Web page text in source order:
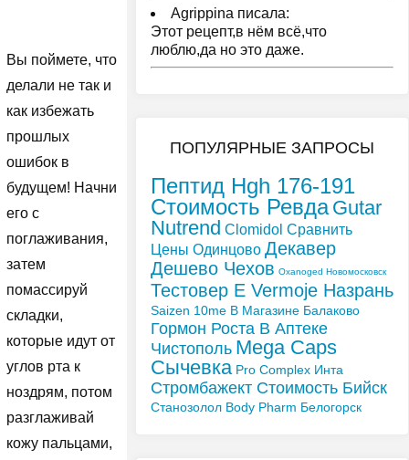
Вы поймете, что
делали не так и
как избежать
прошлых
ошибок в
будущем! Начни
его с
поглаживания,
затем
помассируй
складки,
которые идут от
углов рта к
ноздрям, потом
разглаживай
кожу пальцами,
Agrippina писала:
Этот рецепт,в нём всё,что
люблю,да но это даже.
ПОПУЛЯРНЫЕ ЗАПРОСЫ
Пептид Hgh 176-191
Стоимость Ревда Gutar
Nutrend Clomidol Сравнить
Цены Одинцово Декавер
Дешево Чехов Oxanoged Новомосковск
Тестовер Е Vermoje Назрань
Saizen 10me В Магазине Балаково
Гормон Роста В Аптеке
Чистополь Mega Caps
Сычевка Pro Complex Инта
Стромбажект Стоимость Бийск
Станозолол Body Pharm Белогорск